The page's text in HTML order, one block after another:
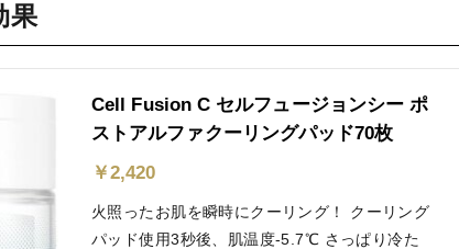
果
Cell Fusion C セルフュージョンシー ポ
ストアルファクーリングパッド70枚
￥2,420
火照ったお肌を瞬時にクーリング！ クーリング
パッド使用3秒後、肌温度-5.7℃ さっぱり冷た